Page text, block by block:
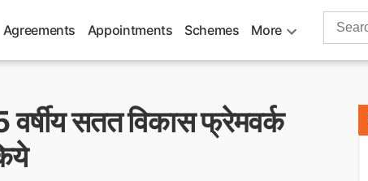
Agreements Appointments Schemes More
Search
सतत विकास फ्रेमवर्क